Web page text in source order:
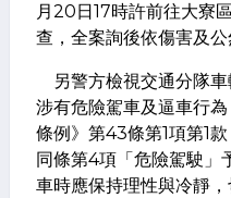
月20日17時許前往大寮
查，全案詢後依傷害及公
另警方檢視交通分隊車
涉有危險駕車及逼車行
條例》第43條第1項第1
同條第4項「危險駕駛」
車時應保持理性與冷靜